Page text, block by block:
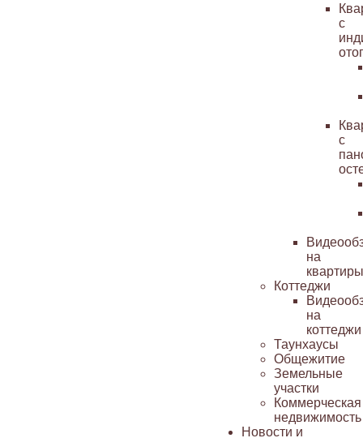
с
с
на
квартиры
Коттеджи
на
коттеджи
Таунхаусы
Общежитие
Земельные
участки
Коммерческая
недвижимость
Новости и